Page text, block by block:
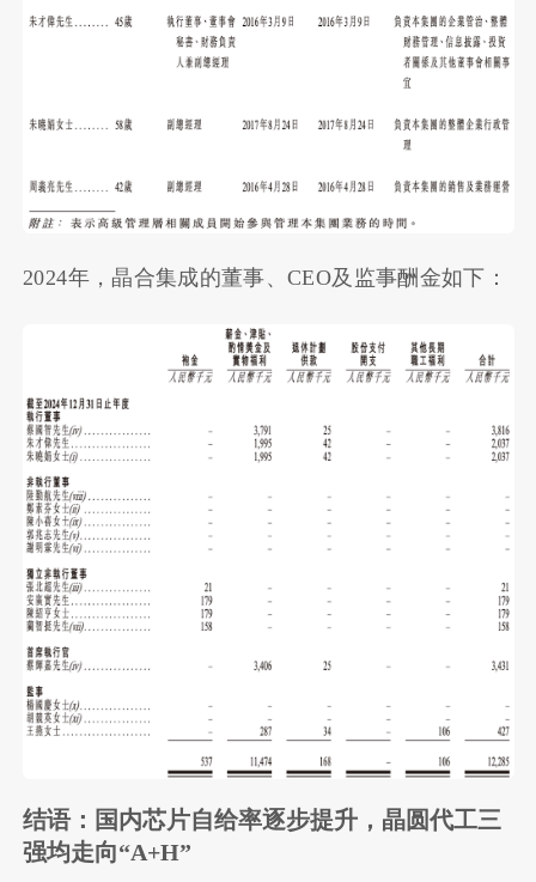
2024年，晶合集成的董事、CEO及监事酬金如下：
结语：国内芯片自给率逐步提升，晶圆代工三
强均走向“A+H”